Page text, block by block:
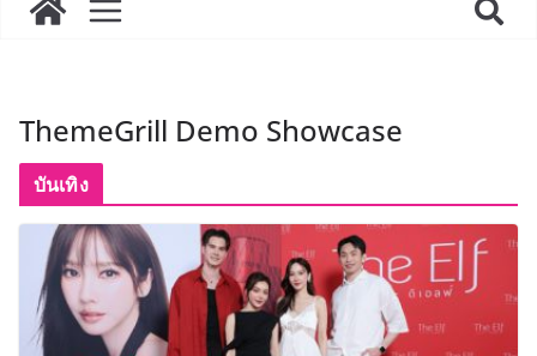
ราชวงศ์” พุ่งทะยานสู่น่านฟ้า
ระดับผลิตภัณฑ์ท้องถิ่นสู่ตลาดเชิง
พาณิชย์อย่างยั่งยืน
ThemeGrill Demo Showcase
บันเทิง